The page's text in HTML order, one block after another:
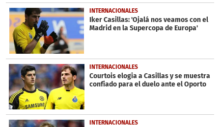
INTERNACIONALES
Iker Casillas: 'Ojalá nos veamos con el
Madrid en la Supercopa de Europa'
INTERNACIONALES
Courtois elogia a Casillas y se muestra
confiado para el duelo ante el Oporto
INTERNACIONALES